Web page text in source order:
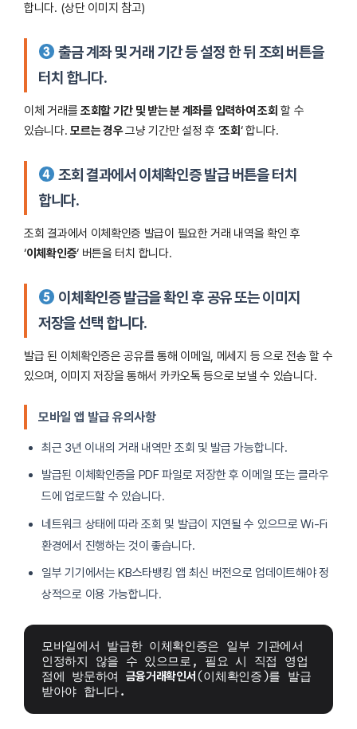
합니다. (상단 이미지 참고)
출금 계좌 및 거래 기간 등 설정 한 뒤 조회 버튼을
터치 합니다.
이체 거래를 조회할 기간 및 받는 분 계좌를 입력하여 조회 할 수
있습니다.모르는 경우그냥 기간만 설정 후 ‘조회‘ 합니다.
조회 결과에서 이체확인증 발급 버튼을 터치
합니다.
조회 결과에서 이체확인증 발급이 필요한 거래 내역을 확인 후
‘이체확인증‘ 버튼을 터치 합니다.
이체확인증 발급을 확인 후 공유 또는 이미지
저장을 선택 합니다.
발급 된 이체확인증은 공유를 통해 이메일, 메세지 등 으로 전송 할 수
있으며, 이미지 저장을 통해서 카카오톡 등으로 보낼 수 있습니다.
모바일 앱 발급 유의사항
최근 3년 이내의 거래 내역만 조회 및 발급 가능합니다.
발급된 이체확인증을 PDF 파일로 저장한 후 이메일 또는 클라우
드에 업로드할 수 있습니다.
네트워크 상태에 따라 조회 및 발급이 지연될 수 있으므로 Wi-Fi
환경에서 진행하는 것이 좋습니다.
일부 기기에서는 KB스타뱅킹 앱 최신 버전으로 업데이트해야 정
상적으로 이용 가능합니다.
모바일에서 발급한 이체확인증은 일부 기관에서
인정하지 않을 수 있으므로, 필요 시 직접 영업
점에 방문하여 금융거래확인서 (이체확인증)를 발급
받아야 합니다.